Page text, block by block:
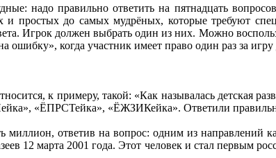
надо правильно ответить на пятнадцать
и простых до самых мудрёных, которые требуют
Игрок должен выбрать один из них. Можно
ошибку», когда участник имеет право один раз за игру
к примеру, такой: «Как называлась детская
«ЁПРСТейка», «ЁЖЗИКейка». Ответили
миллион, ответив на вопрос: одним из направлений
12 марта 2001 года. Этот человек и стал первым